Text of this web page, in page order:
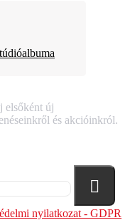
elsőként új
és akcióinkról.
nyilatkozat - GDPR